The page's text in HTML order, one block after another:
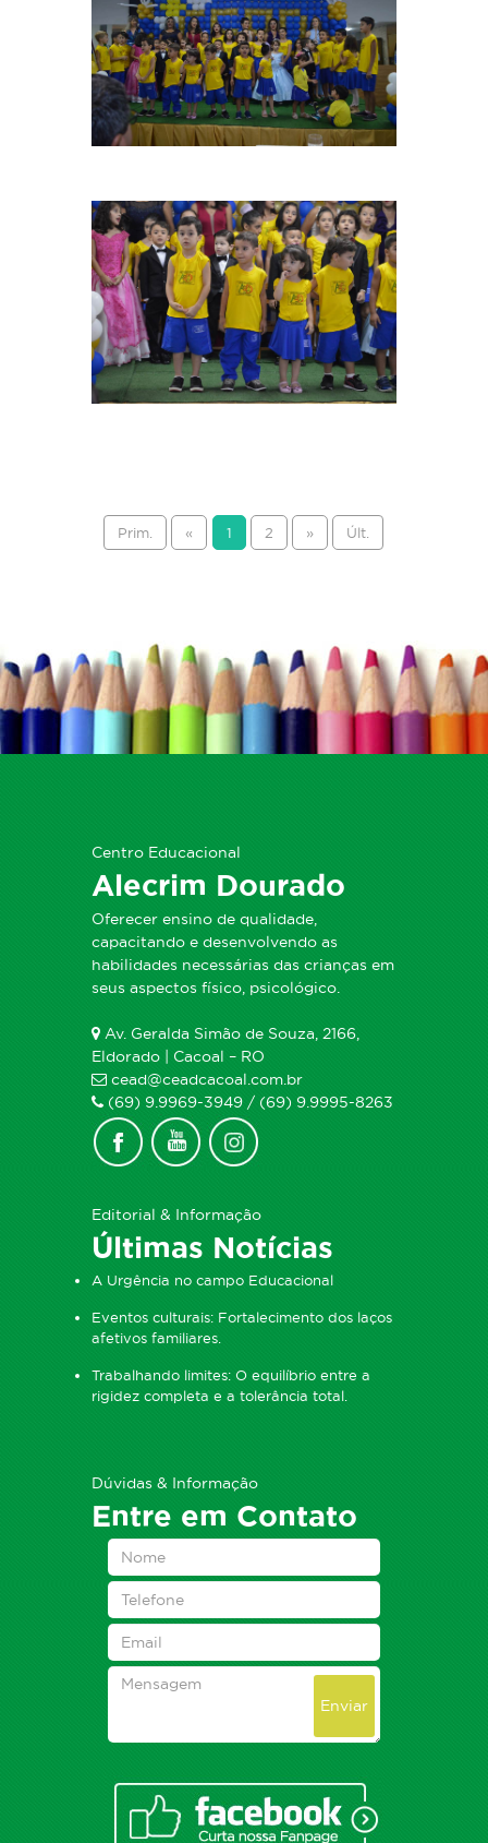
Prim. « 1 2 » Últ.
Centro Educacional
Alecrim Dourado
Oferecer ensino de qualidade,
capacitando e desenvolvendo as
habilidades necessárias das crianças em
seus aspectos físico, psicológico.
Av. Geralda Simão de Souza, 2166,
Eldorado | Cacoal – RO
cead@ceadcacoal.com.br
(69) 9.9969-3949 / (69) 9.9995-8263
Editorial & Informação
Últimas Notícias
A Urgência no campo Educacional
Eventos culturais: Fortalecimento dos laços
afetivos familiares.
Trabalhando limites: O equilíbrio entre a
rigidez completa e a tolerância total.
Dúvidas & Informação
Entre em Contato
Enviar